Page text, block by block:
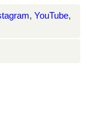
, YouTube,